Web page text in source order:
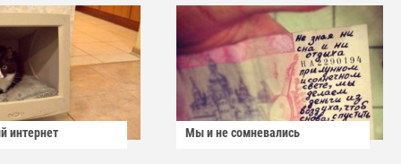
интернет Мы и не сомневались